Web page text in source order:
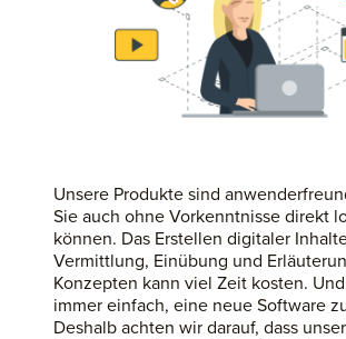
Unsere Produkte sind
Sie auch ohne Vorkenntnisse direkt
können. Das Erstellen digitaler
Vermittlung, Einübung und
Konzepten kann viel Zeit kosten.
immer einfach, eine neue Software
Deshalb achten wir darauf, dass